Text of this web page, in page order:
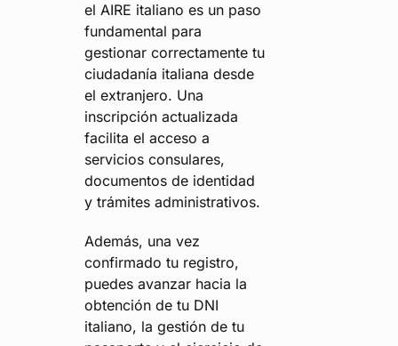
el AIRE italiano es un paso
fundamental para
gestionar correctamente tu
ciudadanía italiana desde
el extranjero. Una
inscripción actualizada
facilita el acceso a
servicios consulares,
documentos de identidad
y trámites administrativos.
Además, una vez
confirmado tu registro,
puedes avanzar hacia la
obtención de tu DNI
italiano, la gestión de tu